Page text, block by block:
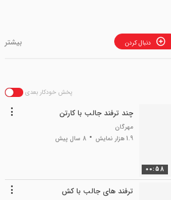
دنبال کردن
پخش خودکار بعدی
00:58
چند ترفند جالب با کارتن
مهرگان
1.9 هزار نمایش
8 سال پیش
ترفند های جالب با کش